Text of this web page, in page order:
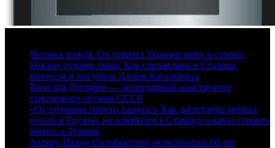
Человек вождя. Он привил Украине мову и строил
Москву руками зэков. Как слепая вера в Сталина
вознесла и погубила Лазаря Кагановича
Василий Дегтярев — легендарный конструктор
стрелкового оружия СССР
«От турчанок просто тащусь!» Как дагестанец мечтал
уехать в Грузию, но влюбился в Стамбул и начал строить
бизнес в Турции
Актеру Ивану Охлобыстину исполнилось 60 лет